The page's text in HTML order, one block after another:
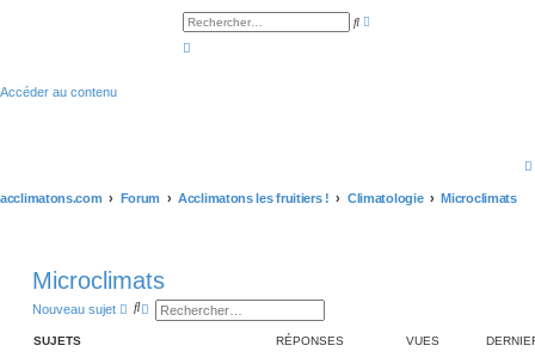
Accéder au contenu
R
é
acclimatons.com Forum Acclimatons les fruitiers ! Climatologie Microclimats
Microclimats
Nouveau sujet
R R
SUJETS RÉPONSES VUES